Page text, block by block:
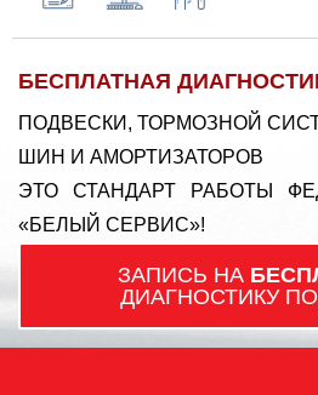
БЕСПЛАТНАЯ
ПОДВЕСКИ, ТОРМОЗНОЙ
ШИН И АМОРТИЗАТОРОВ
ЭТО СТАНДАРТ РАБОТЫ
«БЕЛЫЙ СЕРВИС»!
ЗАПИСЬ НА
ДИАГНОСТИКУ